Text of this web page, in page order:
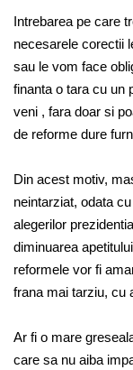
Intrebarea pe care
necesarele corectii
sau le vom face
finanta o tara cu un
veni , fara doar si
de reforme dure
Din acest motiv,
neintarziat, odata
alegerilor
diminuarea
reformele vor fi
frana mai tarziu, cu
Ar fi o mare
care sa nu aiba